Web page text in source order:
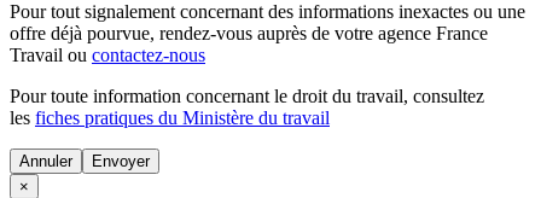
Pour tout signalement concernant des informations inexactes ou une
offre déjà pourvue, rendez-vous auprès de votre agence France
Travail ou contactez-nous
Pour toute information concernant le droit du travail, consultez
les fiches pratiques du Ministère du travail
Annuler
×